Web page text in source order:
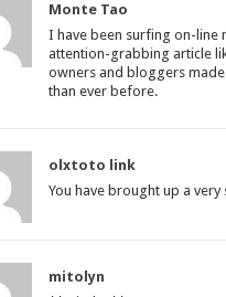
Monte Tao
I have been surfing on-line
attention-grabbing article
owners and bloggers
than ever before.
olxtoto link
You have brought up a
mitolyn